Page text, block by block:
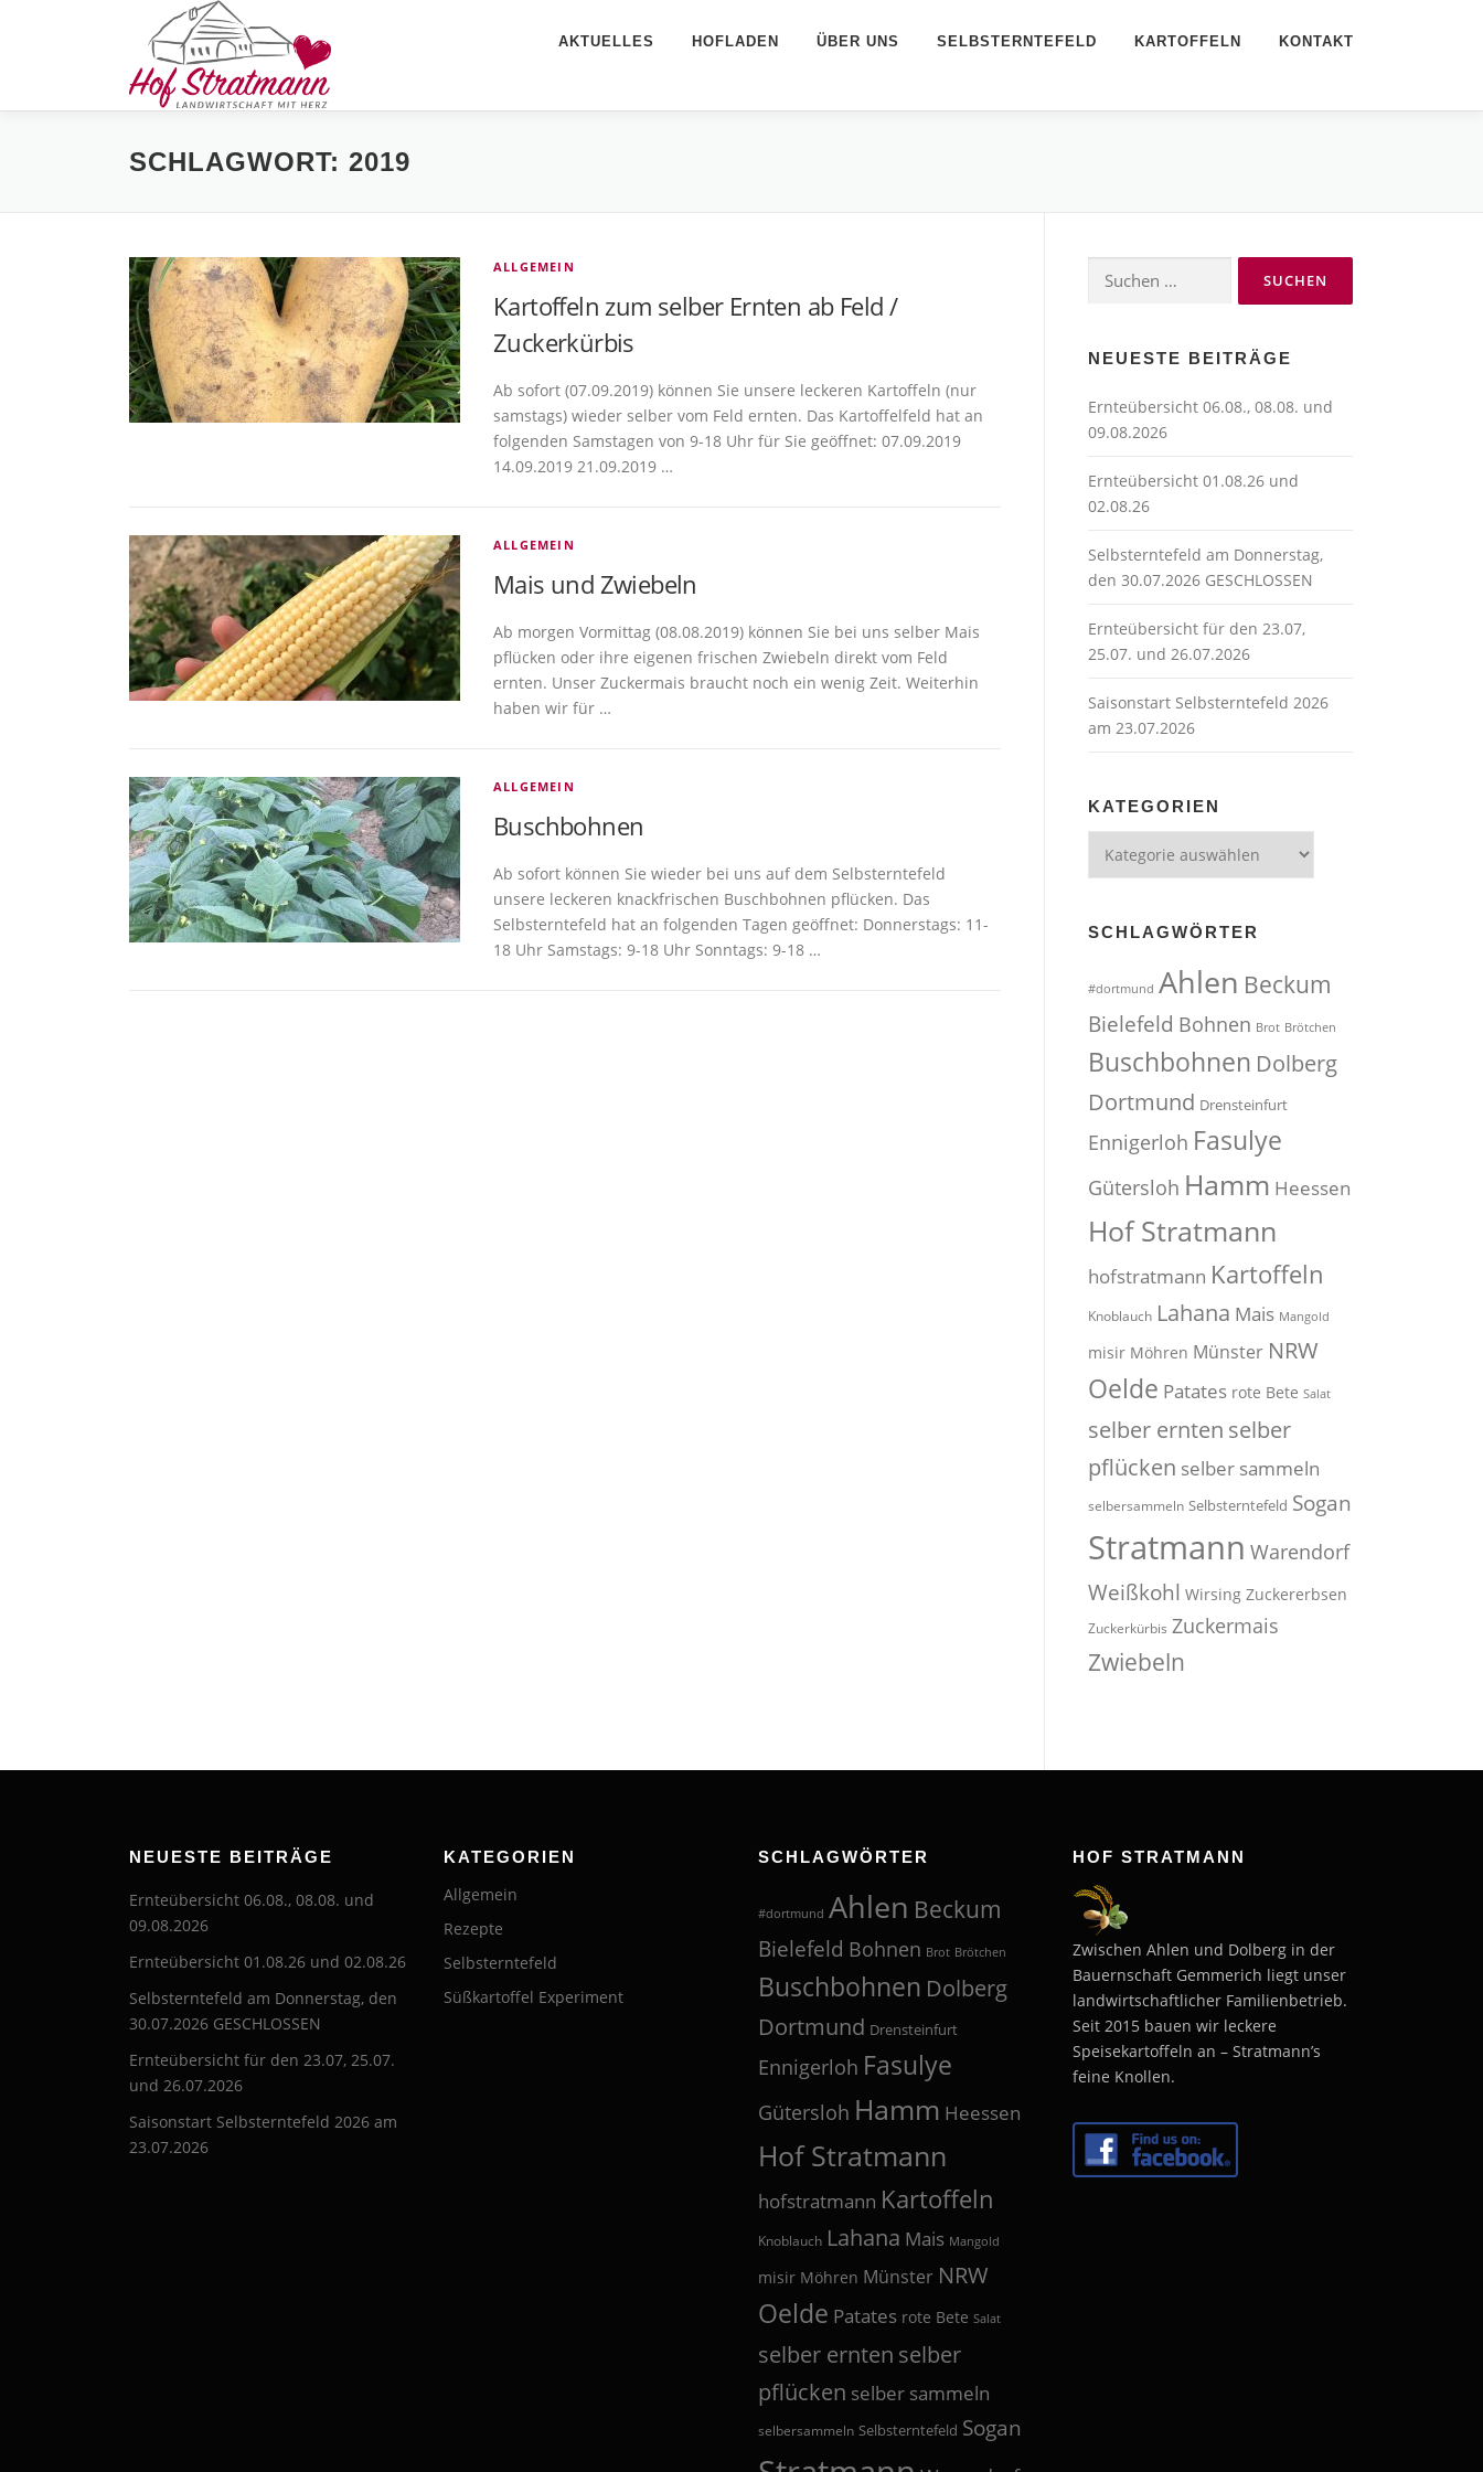
AKTUELLES HOFLADEN ÜBER UNS SELBSTERNTEFELD KARTOFFELN KONTAKT
SCHLAGWORT: 2019
ALLGEMEIN
Kartoffeln zum selber Ernten ab Feld /
Zuckerkürbis
Ab sofort (07.09.2019) können Sie unsere leckeren Kartoffeln (nur
samstags) wieder selber vom Feld ernten. Das Kartoffelfeld hat an
folgenden Samstagen von 9-18 Uhr für Sie geöffnet: 07.09.2019
14.09.2019 21.09.2019 …
ALLGEMEIN
Mais und Zwiebeln
Ab morgen Vormittag (08.08.2019) können Sie bei uns selber Mais
pflücken oder ihre eigenen frischen Zwiebeln direkt vom Feld
ernten. Unser Zuckermais braucht noch ein wenig Zeit. Weiterhin
haben wir für …
ALLGEMEIN
Buschbohnen
Ab sofort können Sie wieder bei uns auf dem Selbsterntefeld
unsere leckeren knackfrischen Buschbohnen pflücken. Das
Selbsterntefeld hat an folgenden Tagen geöffnet: Donnerstags: 11-
18 Uhr Samstags: 9-18 Uhr Sonntags: 9-18 …
Suchen
nach:
NEUESTE BEITRÄGE
Ernteübersicht 06.08., 08.08. und
09.08.2026
Ernteübersicht 01.08.26 und
02.08.26
Selbsterntefeld am Donnerstag,
den 30.07.2026 GESCHLOSSEN
Ernteübersicht für den 23.07,
25.07. und 26.07.2026
Saisonstart Selbsterntefeld 2026
am 23.07.2026
KATEGORIEN
SCHLAGWÖRTER
#dortmund Ahlen Beckum
Bielefeld Bohnen Brot Brötchen
Buschbohnen Dolberg
Dortmund Drensteinfurt
Ennigerloh Fasulye
Gütersloh Hamm Heessen
Hof Stratmann
hofstratmann Kartoffeln
Knoblauch Lahana Mais Mangold
misir Möhren Münster NRW
Oelde Patates rote Bete Salat
selber ernten selber
pflücken selber sammeln
selbersammeln Selbsterntefeld Sogan
Stratmann Warendorf
Weißkohl Wirsing Zuckererbsen
Zuckerkürbis Zuckermais
Zwiebeln
NEUESTE BEITRÄGE
Ernteübersicht 06.08., 08.08. und
09.08.2026
Ernteübersicht 01.08.26 und 02.08.26
Selbsterntefeld am Donnerstag, den
30.07.2026 GESCHLOSSEN
Ernteübersicht für den 23.07, 25.07.
und 26.07.2026
Saisonstart Selbsterntefeld 2026 am
23.07.2026
KATEGORIEN
Allgemein
Rezepte
Selbsterntefeld
Süßkartoffel Experiment
SCHLAGWÖRTER
#dortmund Ahlen Beckum
Bielefeld Bohnen Brot Brötchen
Buschbohnen Dolberg
Dortmund Drensteinfurt
Ennigerloh Fasulye
Gütersloh Hamm Heessen
Hof Stratmann
hofstratmann Kartoffeln
Knoblauch Lahana Mais Mangold
misir Möhren Münster NRW
Oelde Patates rote Bete Salat
selber ernten selber
pflücken selber sammeln
selbersammeln Selbsterntefeld Sogan
HOF STRATMANN
Zwischen Ahlen und Dolberg in der
Bauernschaft Gemmerich liegt unser
landwirtschaftlicher Familienbetrieb.
Seit 2015 bauen wir leckere
Speisekartoffeln an – Stratmann’s
feine Knollen.